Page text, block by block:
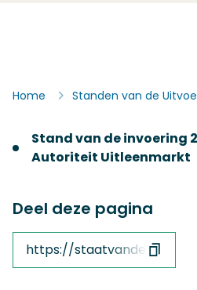
Home Standen van de
Stand van de invoering
Autoriteit Uitleenmarkt
Deel deze pagina
https://